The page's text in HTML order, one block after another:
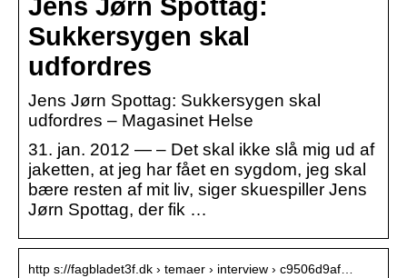
Jens Jørn Spottag:
Sukkersygen skal
udfordres
Jens Jørn Spottag: Sukkersygen skal
udfordres – Magasinet Helse
31. jan. 2012 — – Det skal ikke slå mig ud af
jaketten, at jeg har fået en sygdom, jeg skal
bære resten af mit liv, siger skuespiller Jens
Jørn Spottag, der fik …
http s://fagbladet3f.dk › temaer › interview › c9506d9af…